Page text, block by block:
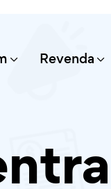
Revenda